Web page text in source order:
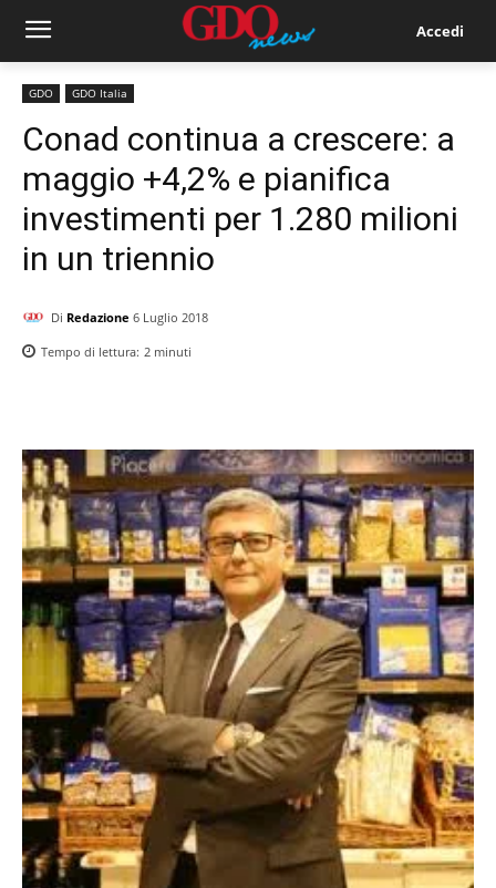
Accedi
GDO GDO Italia
Conad continua a crescere: a
maggio +4,2% e pianifica
investimenti per 1.280 milioni
in un triennio
Di Redazione 6 Luglio 2018
Tempo di lettura: 2 minuti